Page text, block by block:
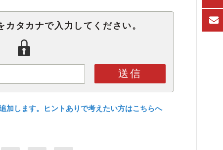
カタカナで入力してください。
送信
加します。ヒントありで考えたい方はこちらへ